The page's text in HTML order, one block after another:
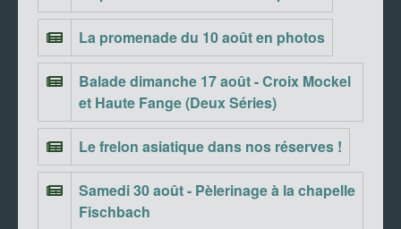
La promenade du 10 août en photos
Balade dimanche 17 août - Croix Mockel
et Haute Fange (Deux Séries)
Le frelon asiatique dans nos réserves !
Samedi 30 août - Pèlerinage à la chapelle
Fischbach